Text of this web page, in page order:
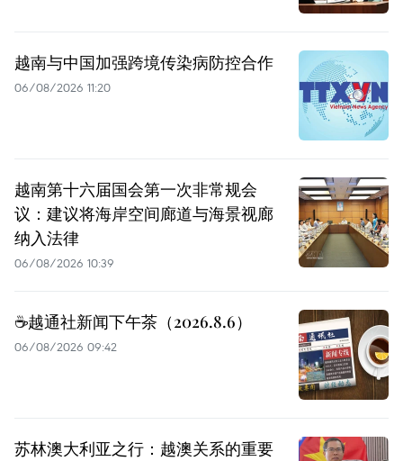
越南与中国加强跨境传染病防控合作
06/08/2026 11:20
越南第十六届国会第一次非常规会
议：建议将海岸空间廊道与海景视廊
纳入法律
06/08/2026 10:39
☕️越通社新闻下午茶（2026.8.6）
06/08/2026 09:42
苏林澳大利亚之行：越澳关系的重要